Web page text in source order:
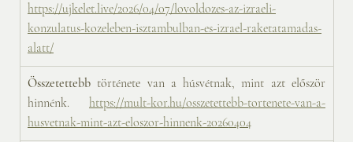
https://ujkelet.live/2026/04/07/lovoldozes-az-izraeli-
konzulatus-kozeleben-isztambulban-es-izrael-raketatamadas-
alatt/
Összetettebb története van a húsvétnak, mint azt először
hinnénk. https://mult-kor.hu/osszetettebb-tortenete-van-a-
husvetnak-mint-azt-eloszor-hinnenk-20260404